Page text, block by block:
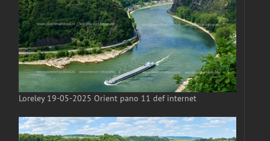
Loreley 19-05-2025 Orient pano 11 def internet